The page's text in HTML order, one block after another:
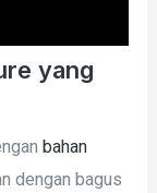
yang
bahan
dengan bagus